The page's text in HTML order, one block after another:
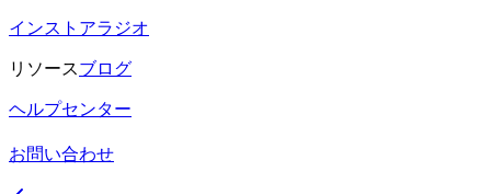
インストアラジオ
リソースブログ
ヘルプセンター
お問い合わせ